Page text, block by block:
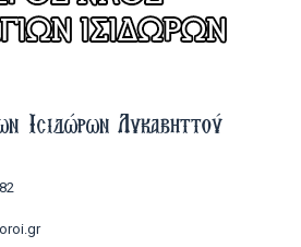
Ισιδώρων Λυκαβηττού